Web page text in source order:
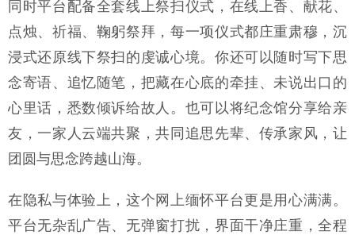
同时平台配备全套线上祭扫仪式，在线上香、献花、
点烛、祈福、鞠躬祭拜，每一项仪式都庄重肃穆，沉
浸式还原线下祭扫的虔诚心境。你还可以随时写下思
念寄语、追忆随笔，把藏在心底的牵挂、未说出口的
心里话，悉数倾诉给故人。也可以将纪念馆分享给亲
友，一家人云端共聚，共同追思先辈、传承家风，让
团圆与思念跨越山海。
在隐私与体验上，这个网上缅怀平台更是用心满满。
平台无杂乱广告、无弹窗打扰，界面干净庄重，全程